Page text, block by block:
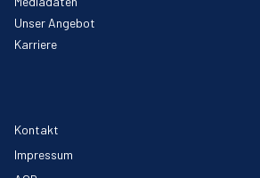
Unser Angebot
Karriere
Kontakt
Impressum